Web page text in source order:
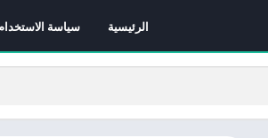
الرئيسية سياسة